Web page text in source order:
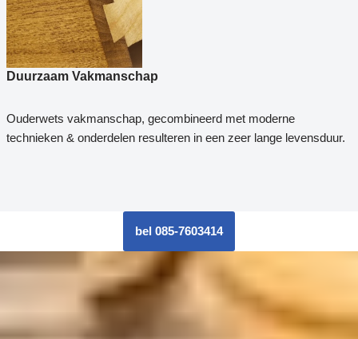
Duurzaam Vakmanschap
Ouderwets vakmanschap, gecombineerd met moderne
technieken & onderdelen resulteren in een zeer lange levensduur.
bel 085-7603414